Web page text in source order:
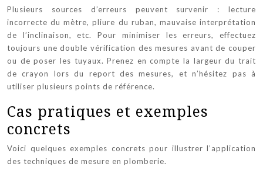
Plusieurs sources d’erreurs peuvent survenir : lecture
incorrecte du mètre, pliure du ruban, mauvaise interprétation
de l’inclinaison, etc. Pour minimiser les erreurs, effectuez
toujours une double vérification des mesures avant de couper
ou de poser les tuyaux. Prenez en compte la largeur du trait
de crayon lors du report des mesures, et n’hésitez pas à
utiliser plusieurs points de référence.
Cas pratiques et exemples
concrets
Voici quelques exemples concrets pour illustrer l’application
des techniques de mesure en plomberie.